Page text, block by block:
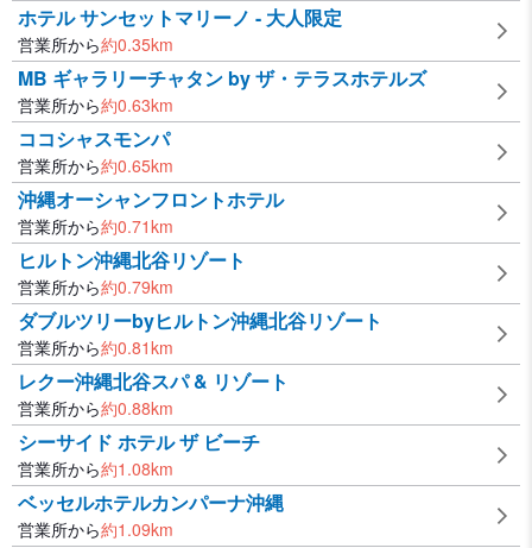
ホテル サンセットマリーノ - 大人限定
営業所から約0.35km
MB ギャラリーチャタン by ザ・テラスホテルズ
営業所から約0.63km
ココシャスモンパ
営業所から約0.65km
沖縄オーシャンフロントホテル
営業所から約0.71km
ヒルトン沖縄北谷リゾート
営業所から約0.79km
ダブルツリーbyヒルトン沖縄北谷リゾート
営業所から約0.81km
レクー沖縄北谷スパ & リゾート
営業所から約0.88km
シーサイド ホテル ザ ビーチ
営業所から約1.08km
ベッセルホテルカンパーナ沖縄
営業所から約1.09km